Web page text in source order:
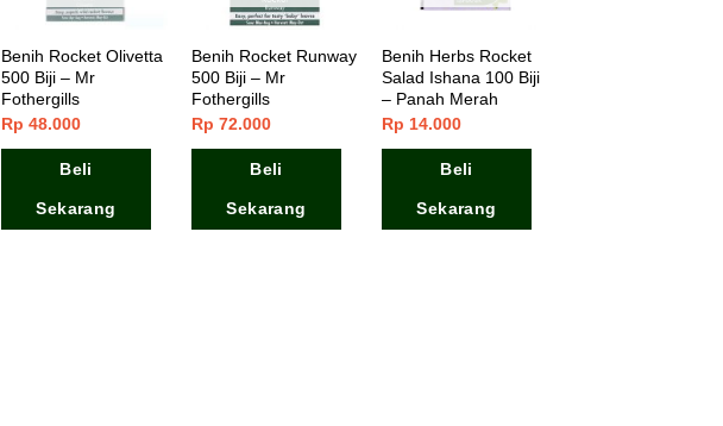
Benih Rocket Olivetta
500 Biji – Mr
Fothergills
Rp 48.000
Beli
Sekarang
Benih Rocket Runway
500 Biji – Mr
Fothergills
Rp 72.000
Beli
Sekarang
Benih Herbs Rocket
Salad Ishana 100 Biji
– Panah Merah
Rp 14.000
Beli
Sekarang